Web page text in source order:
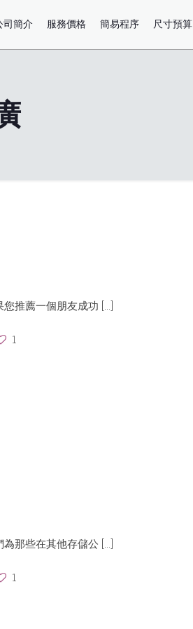
司簡介 服務價格 簡易程序 尺寸預算
推薦一個朋友成功 […]
1
那些在其他存儲公 […]
1